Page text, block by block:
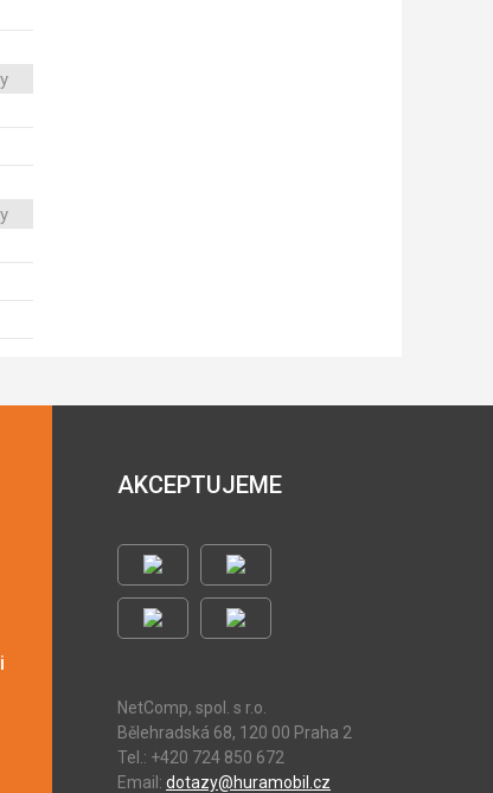
AKCEPTUJEME
NetComp, spol. s r.o.
Bělehradská 68, 120 00 Praha 2
Tel.: +420 724 850 672
Email: dotazy@huramobil.cz